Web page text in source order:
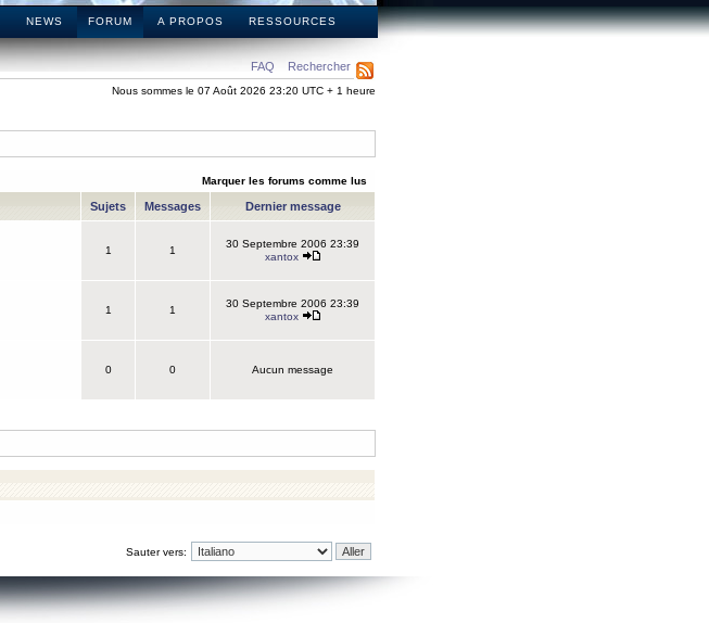
NEWS FORUM A PROPOS RESSOURCES
FAQ Rechercher
Nous sommes le 07 Août 2026 23:20 UTC + 1 heure
Marquer les forums comme lus
Sujets Messages Dernier message
1 1
30 Septembre 2006 23:39
xantox
1 1
30 Septembre 2006 23:39
xantox
0 0 Aucun message
Sauter vers: